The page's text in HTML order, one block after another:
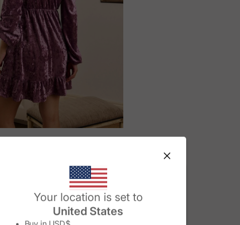
Your location is set to
United States
Change country/region